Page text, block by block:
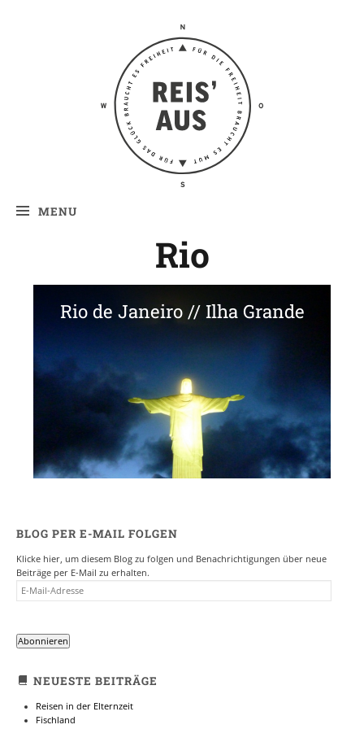
Reis' aus –
Reiseblog
MENU
Rio
Rio de Janeiro // Ilha Grande
BLOG PER E-MAIL FOLGEN
Klicke hier, um diesem Blog zu folgen und Benachrichtigungen über neue
Beiträge per E-Mail zu erhalten.
E-
MAIL-
Abonnieren
NEUESTE BEITRÄGE
Reisen in der Elternzeit
Fischland